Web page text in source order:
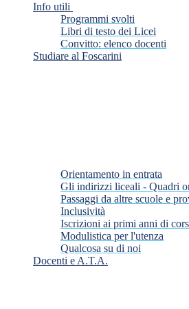
Info utili
Programmi svolti
Libri di testo dei Licei
Convitto: elenco docenti
Studiare al Foscarini
Orientamento in entrata
Gli indirizzi liceali - Quadri
Passaggi da altre scuole e
Inclusività
Iscrizioni ai primi anni di
Modulistica per l'utenza
Qualcosa su di noi
Docenti e A.T.A.